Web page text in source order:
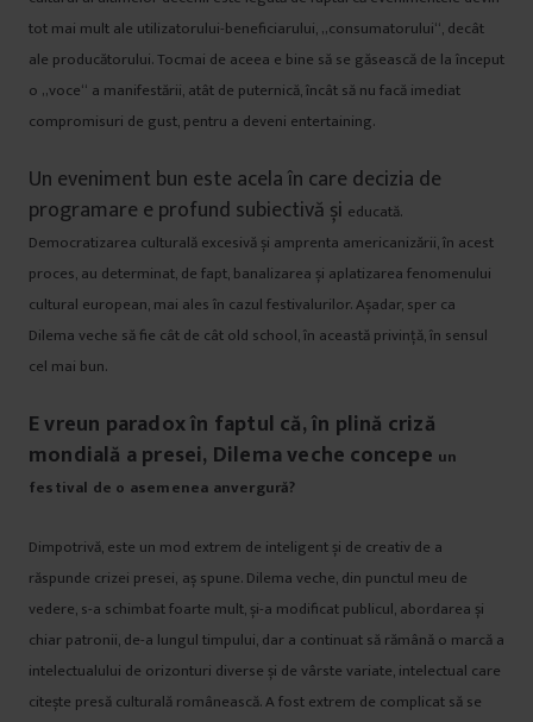
tot mai mult ale utilizatorului-beneficiarului, „consumatorului“, decât
ale producătorului. Tocmai de aceea e bine să se găsească de la început
o „voce“ a manifestării, atât de puternică, încât să nu facă imediat
compromisuri de gust, pentru a deveni entertaining.
Un eveniment bun este acela în care decizia de
programare e profund subiectivă și educată.
Democratizarea culturală excesivă și amprenta americanizării, în acest
proces, au determinat, de fapt, banalizarea și aplatizarea fenomenului
cultural european, mai ales în cazul festivalurilor. Așadar, sper ca
Dilema veche să fie cât de cât old school, în această privință, în sensul
cel mai bun.
E vreun paradox în faptul că, în plină criză
mondială a presei, Dilema veche concepe un
festival de o asemenea anvergură?
Dimpotrivă, este un mod extrem de inteligent și de creativ de a
răspunde crizei presei, aș spune. Dilema veche, din punctul meu de
vedere, s-a schimbat foarte mult, și-a modificat publicul, abordarea și
chiar patronii, de-a lungul timpului, dar a continuat să rămână o marcă a
intelectualului de orizonturi diverse și de vârste variate, intelectual care
citește presă culturală românească. A fost extrem de complicat să se